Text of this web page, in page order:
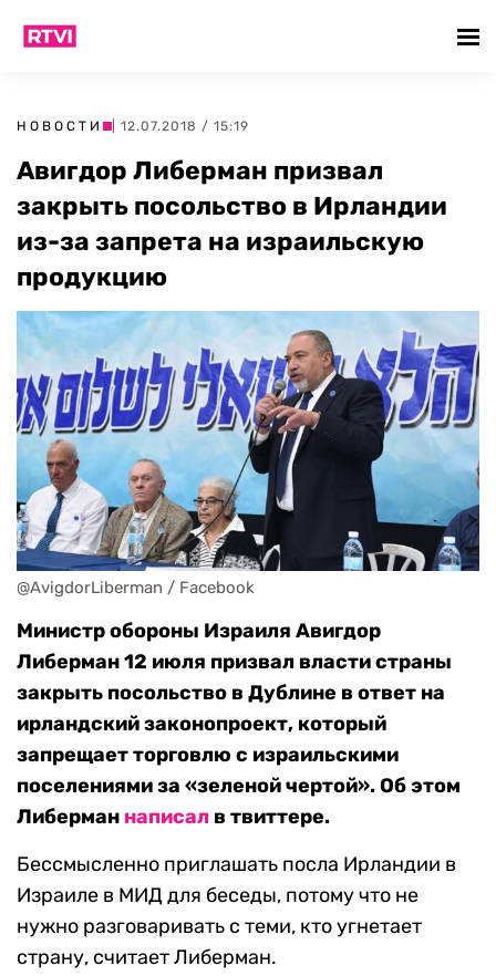
НОВОСТИ | 12.07.2018 / 15:19
Авигдор Либерман призвал
закрыть посольство в Ирландии
из-за запрета на израильскую
продукцию
@AvigdorLiberman / Facebook
Министр обороны Израиля Авигдор
Либерман 12 июля призвал власти страны
закрыть посольство в Дублине в ответ на
ирландский законопроект, который
запрещает торговлю с израильскими
поселениями за «зеленой чертой». Об этом
Либерман написал в твиттере.
Бессмысленно приглашать посла Ирландии в
Израиле в МИД для беседы, потому что не
нужно разговаривать с теми, кто угнетает
страну, считает Либерман.